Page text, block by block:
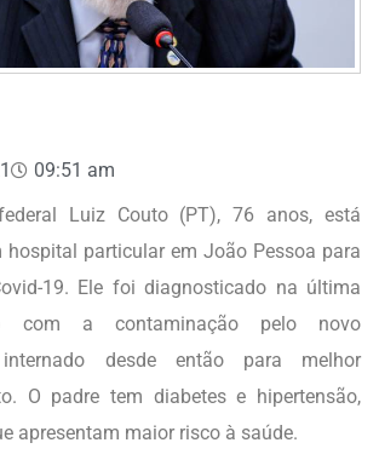
09:51 am
Luiz Couto (PT), 76 anos, está
hospital particular em João Pessoa para
19. Ele foi diagnosticado na última
com a contaminação pelo novo
desde então para melhor
O padre tem diabetes e hipertensão,
apresentam maior risco à saúde.